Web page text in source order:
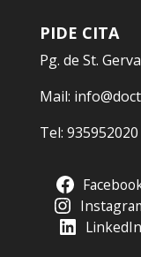
PIDE CITA
Pg. de St.
Mail:
Tel: 935952020
LinkedIn